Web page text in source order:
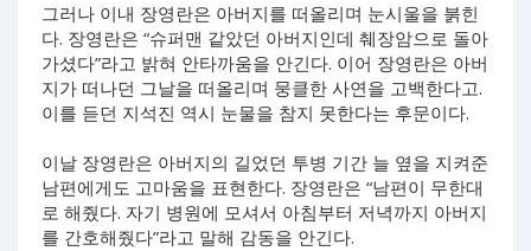
그러나 이내 장영란은 아버지를 떠올리며 눈시울을 붉힌
다. 장영란은 “슈퍼맨 같았던 아버지인데 췌장암으로 돌아
가셨다”라고 밝혀 안타까움을 안긴다. 이어 장영란은 아버
지가 떠나던 그날을 떠올리며 뭉클한 사연을 고백한다고.
이를 듣던 지석진 역시 눈물을 참지 못한다는 후문이다.
이날 장영란은 아버지의 길었던 투병 기간 늘 옆을 지켜준
남편에게도 고마움을 표현한다. 장영란은 “남편이 무한대
로 해줬다. 자기 병원에 모셔서 아침부터 저녁까지 아버지
를 간호해줬다”라고 말해 감동을 안긴다.